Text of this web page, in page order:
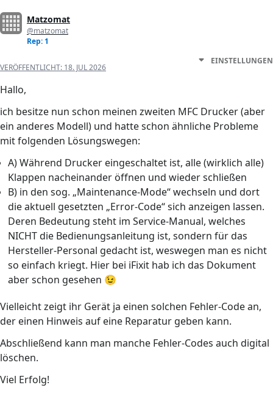
Matzomat
@matzomat
Rep: 1
VERÖFFENTLICHT: 18. JUL 2026
EINSTELLUNGEN
Hallo,
ich besitze nun schon meinen zweiten MFC Drucker (aber
ein anderes Modell) und hatte schon ähnliche Probleme
mit folgenden Lösungswegen:
A) Während Drucker eingeschaltet ist, alle (wirklich alle)
Klappen nacheinander öffnen und wieder schließen
B) in den sog. „Maintenance-Mode“ wechseln und dort
die aktuell gesetzten „Error-Code“ sich anzeigen lassen.
Deren Bedeutung steht im Service-Manual, welches
NICHT die Bedienungsanleitung ist, sondern für das
Hersteller-Personal gedacht ist, weswegen man es nicht
so einfach kriegt. Hier bei iFixit hab ich das Dokument
aber schon gesehen 😉
Vielleicht zeigt ihr Gerät ja einen solchen Fehler-Code an,
der einen Hinweis auf eine Reparatur geben kann.
Abschließend kann man manche Fehler-Codes auch digital
löschen.
Viel Erfolg!